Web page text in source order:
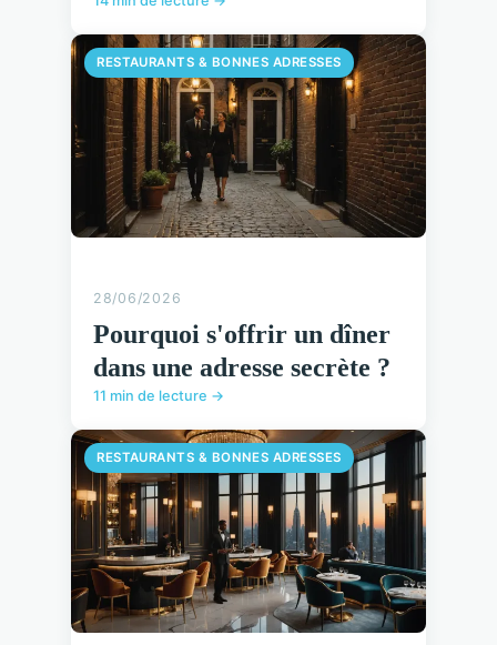
RESTAURANTS & BONNES ADRESSES
28/06/2026
Pourquoi s'offrir un dîner
dans une adresse secrète ?
11 min de lecture →
RESTAURANTS & BONNES ADRESSES